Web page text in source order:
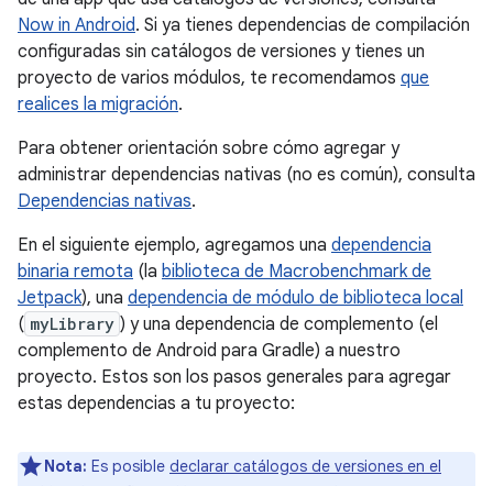
Now in Android. Si ya tienes dependencias de compilación
configuradas sin catálogos de versiones y tienes un
proyecto de varios módulos, te recomendamos que
realices la migración.
Para obtener orientación sobre cómo agregar y
administrar dependencias nativas (no es común), consulta
Dependencias nativas.
En el siguiente ejemplo, agregamos una dependencia
binaria remota (la biblioteca de Macrobenchmark de
Jetpack), una dependencia de módulo de biblioteca local
( myLibrary ) y una dependencia de complemento (el
complemento de Android para Gradle) a nuestro
proyecto. Estos son los pasos generales para agregar
estas dependencias a tu proyecto:
Nota: Es posible declarar catálogos de versiones en el